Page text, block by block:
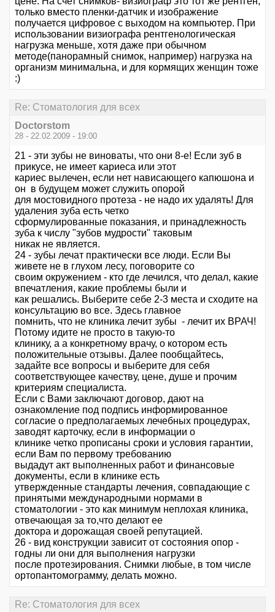
только вместо пленки-датчик и изображение
получается цифровое с выходом на компьютер. При
использовании визиографа рентгенологическая
нагрузка меньше, хотя даже при обычном
методе(панорамный снимок, например) нагрузка на
организм минимальна, и для кормящих женщин тоже
:)
Re: Стоматология для всех
Doctorstom
28 - 22.02.2009 - 19:00
21 - эти зубы не виноваты, что они 8-е! Если зуб в
прикусе, не имеет кариеса или этот
кариес вылечен, если нет нависающего капюшона и
он в будущем может служить опорой
для мостовидного протеза - не надо их удалять! Для
удаления зуба есть четко
сформулированные показания, и принадлежность
зуба к числу "зубов мудрости" таковым
никак не является.
24 - зубы лечат практически все люди. Если Вы
живете не в глухом лесу, поговорите со
своим окружением - кто где лечился, что делал, какие
впечатления, какие проблемы были и
как решались. Выберите себе 2-3 места и сходите на
консультацию во все. Здесь главное
помнить, что не клиника лечит зубы - лечит их ВРАЧ!
Потому идите не просто в такую-то
клинику, а а конкретному врачу, о котором есть
положительные отзывы. Далее пообщайтесь,
задайте все вопросы и выберите для себя
соответствующее качеству, цене, душе и прочим
критериям специалиста.
Если с Вами заключают договор, дают на
ознакомление под подпись информированное
согласие о предполагаемых лечебных процедурах,
заводят карточку, если в информации о
клинике четко прописаны сроки и условия гарантии,
если Вам по первому требованию
выдадут акт выполненных работ и финансовые
документы, если в клинике есть
утвержденные стандарты лечения, совпадающие с
принятыми международными нормами в
стоматологии - это как минимум неплохая клиника,
отвечающая за то,что делают ее
доктора и дорожащая своей репутацией.
26 - вид конструкции зависит от состояния опор -
годны ли они для выполнения нагрузки
после протезирования. Снимки любые, в том числе
ортопантомограмму, делать можно.
Re: Стоматология для всех